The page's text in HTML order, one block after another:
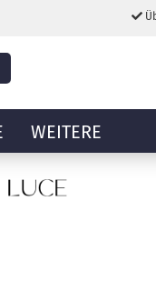
WEITERE